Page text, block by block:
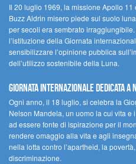
Il 20 luglio 1969, la missione Apollo
Buzz Aldrin misero piede sul suolo
per secoli era sembrato
l’istituzione della Giornata
sensibilizzare l’opinione pubblica
dell’utilizzo sostenibile della Luna.
Giornata internazionale dedicata a
Ogni anno, il 18 luglio, si celebra la
Nelson Mandela, un uomo la cui vita e
ad essere fonte di ispirazione per il
rendere omaggio alla vita e agli
nella lotta contro l’apartheid, la
discriminazione.